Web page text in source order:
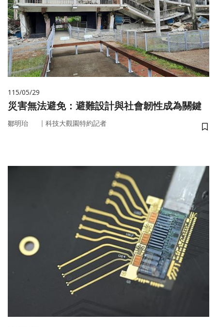
115/05/29
災害無法避免：避難設計與社會韌性成為關鍵
鄒明珆 ｜ 科技大觀園特約記者
儲